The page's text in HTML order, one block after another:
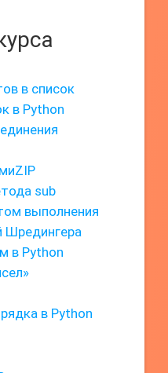
в список
в Python
sub
выполнения
Шредингера
в Python
в Python